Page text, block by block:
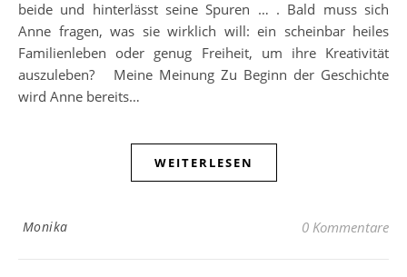
beide und hinterlässt seine Spuren … . Bald muss sich
Anne fragen, was sie wirklich will: ein scheinbar heiles
Familienleben oder genug Freiheit, um ihre Kreativität
auszuleben? Meine Meinung Zu Beginn der Geschichte
wird Anne bereits…
WEITERLESEN
Monika 0 Kommentare